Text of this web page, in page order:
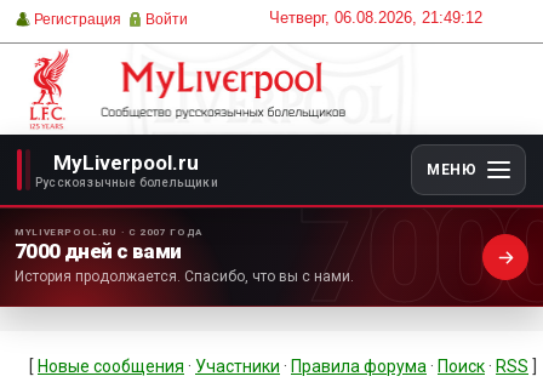
Четверг, 06.08.2026, 21:49:12
Регистрация Войти
MyLiverpool.ru
Русскоязычные болельщики
МЕНЮ
MYLIVERPOOL.RU · С 2007 ГОДА
7000 дней с вами
История продолжается. Спасибо, что вы с нами.
[ Новые сообщения · Участники · Правила форума · Поиск · RSS